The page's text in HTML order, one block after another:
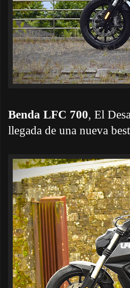
Benda LFC 700, El
llegada de una nueva